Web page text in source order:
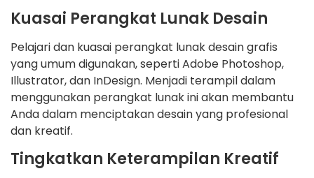
Kuasai Perangkat Lunak Desain
Pelajari dan kuasai perangkat lunak desain grafis
yang umum digunakan, seperti Adobe Photoshop,
Illustrator, dan InDesign. Menjadi terampil dalam
menggunakan perangkat lunak ini akan membantu
Anda dalam menciptakan desain yang profesional
dan kreatif.
Tingkatkan Keterampilan Kreatif